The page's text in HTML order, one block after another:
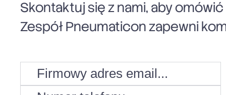
Skontaktuj się z nami, aby
Zespół Pneumaticon zapewni